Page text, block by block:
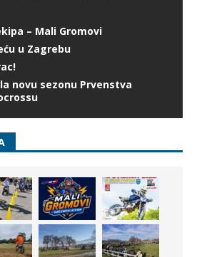
– Mali Gromovi
u Zagrebu
novu sezonu Prvenstva